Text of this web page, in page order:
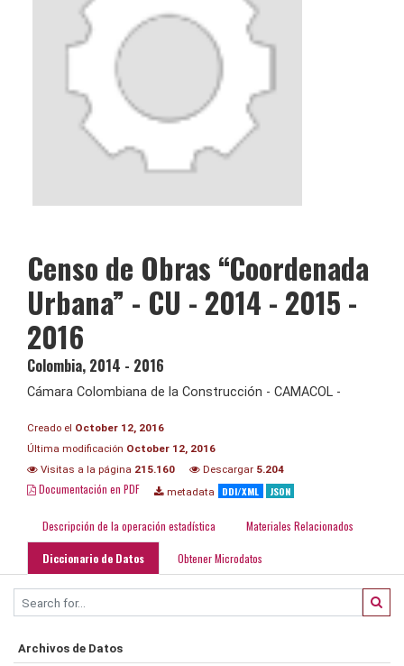
Censo de Obras “Coordenada
Urbana” - CU - 2014 - 2015 -
2016
Colombia, 2014 - 2016
Cámara Colombiana de la Construcción - CAMACOL -
Creado el October 12, 2016
Última modificación October 12, 2016
Visitas a la página 215.160 Descargar 5.204
Documentación en PDF metadata DDI/XML JSON
Descripción de la operación estadística Materiales Relacionados
Diccionario de Datos Obtener Microdatos
Archivos de Datos